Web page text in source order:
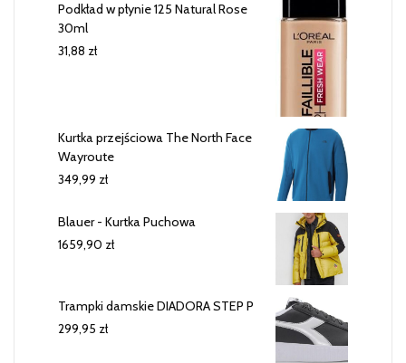
Podkład w płynie 125 Natural Rose
30ml
31,88 zł
Kurtka przejściowa The North Face
Wayroute
349,99 zł
Blauer - Kurtka Puchowa
1659,90 zł
Trampki damskie DIADORA STEP P
299,95 zł